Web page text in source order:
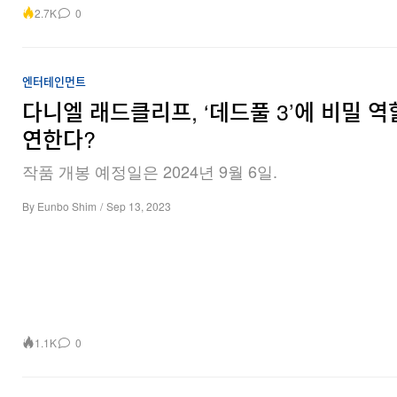
2.7K 0
엔터테인먼트
다니엘 래드클리프, ‘데드풀 3’에 비밀
연한다?
작품 개봉 예정일은 2024년 9월 6일.
By Eunbo Shim / Sep 13, 2023
1.1K 0